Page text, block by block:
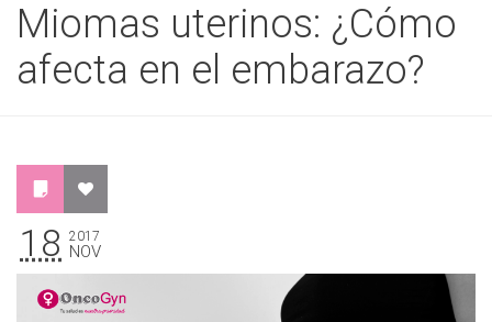
Miomas uterinos: ¿Cómo
afecta en el embarazo?
18 2017
NOV